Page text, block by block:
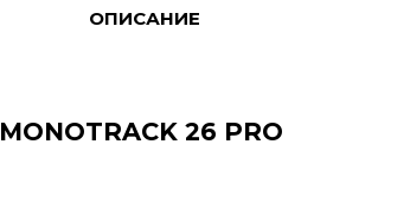
ОПИСАНИЕ
MONOTRACK 26 PRO